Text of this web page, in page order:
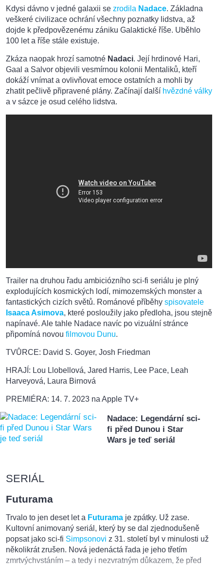
Kdysi dávno v jedné galaxii se zrodila Nadace. Základna
veškeré civilizace ochrání všechny poznatky lidstva, až
dojde k předpovězenému zániku Galaktické říše. Uběhlo
100 let a říše stále existuje.
Zkáza naopak hrozí samotné Nadaci. Její hrdinové Hari,
Gaal a Salvor objevili vesmírnou kolonii Mentaliků, kteří
dokáží vnímat a ovlivňovat emoce ostatních a mohli by
zhatit pečlivě připravené plány. Začínají další hvězdné války
a v sázce je osud celého lidstva.
Trailer na druhou řadu ambiciózního sci-fi seriálu je plný
explodujících kosmických lodí, mimozemských monster a
fantastických cizích světů. Románové příběhy spisovatele
Isaaca Asimova, které posloužily jako předloha, jsou stejně
napínavé. Ale tahle Nadace navíc po vizuální stránce
připomíná novou filmovou Dunu.
TVŮRCE: David S. Goyer, Josh Friedman
HRAJÍ: Lou Llobellová, Jared Harris, Lee Pace, Leah
Harveyová, Laura Birnová
PREMIÉRA: 14. 7. 2023 na Apple TV+
Nadace: Legendární sci-
fi před Dunou i Star
Wars je teď seriál
SERIÁL
Futurama
Trvalo to jen deset let a Futurama je zpátky. Už zase.
Kultovní animovaný seriál, který by se dal zjednodušeně
popsat jako sci-fi Simpsonovi z 31. století byl v minulosti už
několikrát zrušen. Nová jedenáctá řada je jeho třetím
zmrtvýchvstáním – a tedy i nezvratným důkazem, že před